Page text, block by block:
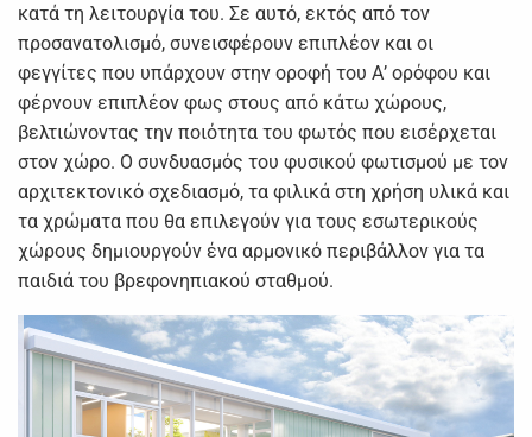
κατά τη λειτουργία του. Σε αυτό, εκτός από τον
προσανατολισμό, συνεισφέρουν επιπλέον και οι
φεγγίτες που υπάρχουν στην οροφή του Α’ ορόφου και
φέρνουν επιπλέον φως στους από κάτω χώρους,
βελτιώνοντας την ποιότητα του φωτός που εισέρχεται
στον χώρο. Ο συνδυασμός του φυσικού φωτισμού με τον
αρχιτεκτονικό σχεδιασμό, τα φιλικά στη χρήση υλικά και
τα χρώματα που θα επιλεγούν για τους εσωτερικούς
χώρους δημιουργούν ένα αρμονικό περιβάλλον για τα
παιδιά του βρεφονηπιακού σταθμού.